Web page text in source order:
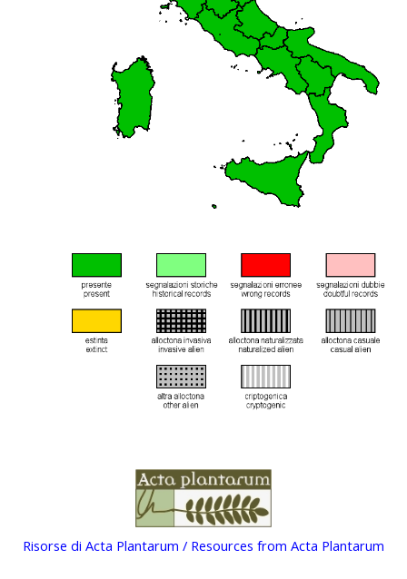
Risorse di Acta Plantarum / Resources from Acta Plantarum